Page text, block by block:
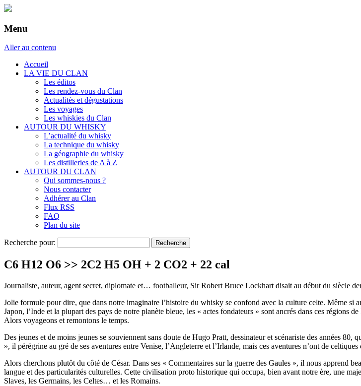
Menu
Aller au contenu
Accueil
LA VIE DU CLAN
Les éditos
Les rendez-vous du Clan
Actualités et dégustations
Les voyages
Les whiskies du Clan
AUTOUR DU WHISKY
L’actualité du whisky
La technique du whisky
La géographie du whisky
Les distilleries de A à Z
AUTOUR DU CLAN
Qui sommes-nous ?
Nous contacter
Adhérer au Clan
Flux RSS
FAQ
Plan du site
Recherche pour:
C6 H12 O6 >> 2C2 H5 OH + 2 CO2 + 22 cal
Journaliste, auteur, agent secret, diplomate et… footballeur, Sir Robert Bruce Lockhart disait au début du siècle
Jolie formule pour dire, que dans notre imaginaire l’histoire du whisky se confond avec la culture celte. Même si
Japon, l’Inde et la plupart des pays de notre planète bleue, les « actes fondateurs » sont ancrés dans ces régions
Alors voyageons et remontons le temps.
Des jeunes et de moins jeunes se souviennent sans doute de Hugo Pratt, dessinateur et scénariste des années
», il pérégrine au gré de ses aventures entre Venise, l’Angleterre et l’Irlande, mais ces aventures n’ont de celtiques
Alors cherchons plutôt du côté de César. Dans ses « Commentaires sur la guerre des Gaules », il nous apprend
langue et des particularités culturelles. Cette civilisation proto historique qui occupa, bien avant notre ère, une
Slaves, les Germains, les Celtes… et les Romains.